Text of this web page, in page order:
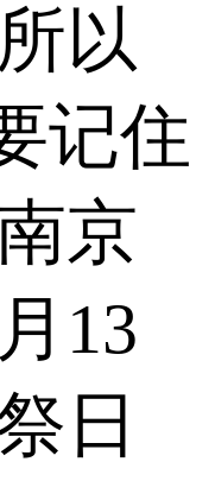
以
记住
京
13
日